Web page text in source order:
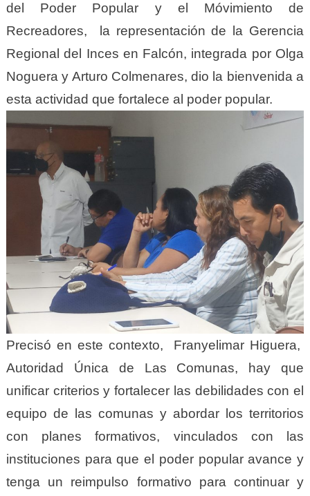
del Poder Popular y el Móvimiento de
Recreadores, la representación de la Gerencia
Regional del Inces en Falcón, integrada por Olga
Noguera y Arturo Colmenares, dio la bienvenida a
esta actividad que fortalece al poder popular.
Precisó en este contexto, Franyelimar Higuera,
Autoridad Única de Las Comunas, hay que
unificar criterios y fortalecer las debilidades con el
equipo de las comunas y abordar los territorios
con planes formativos, vinculados con las
instituciones para que el poder popular avance y
tenga un reimpulso formativo para continuar y